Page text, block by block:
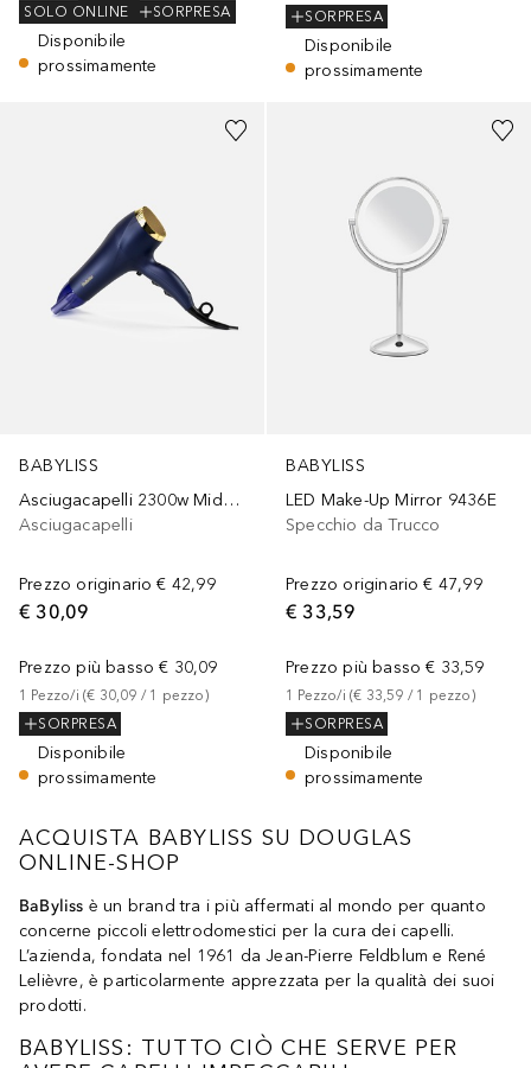
SOLO ONLINE
SORPRESA
Disponibile
prossimamente
SORPRESA
Disponibile
prossimamente
BABYLISS
Asciugacapelli 2300w Midnight Luxe 5781pe
Asciugacapelli
Prezzo originario € 42,99
€ 30,09
Prezzo più basso € 30,09
1 Pezzo/i (€ 30,09 / 1 pezzo)
SORPRESA
Disponibile
prossimamente
BABYLISS
LED Make-Up Mirror 9436E
Specchio da Trucco
Prezzo originario € 47,99
€ 33,59
Prezzo più basso € 33,59
1 Pezzo/i (€ 33,59 / 1 pezzo)
SORPRESA
Disponibile
prossimamente
ACQUISTA BABYLISS SU DOUGLAS
ONLINE-SHOP
BaByliss è un brand tra i più affermati al mondo per quanto
concerne piccoli elettrodomestici per la cura dei capelli.
L’azienda, fondata nel 1961 da Jean-Pierre Feldblum e René
Lelièvre, è particolarmente apprezzata per la qualità dei suoi
prodotti.
BABYLISS: TUTTO CIÒ CHE SERVE PER